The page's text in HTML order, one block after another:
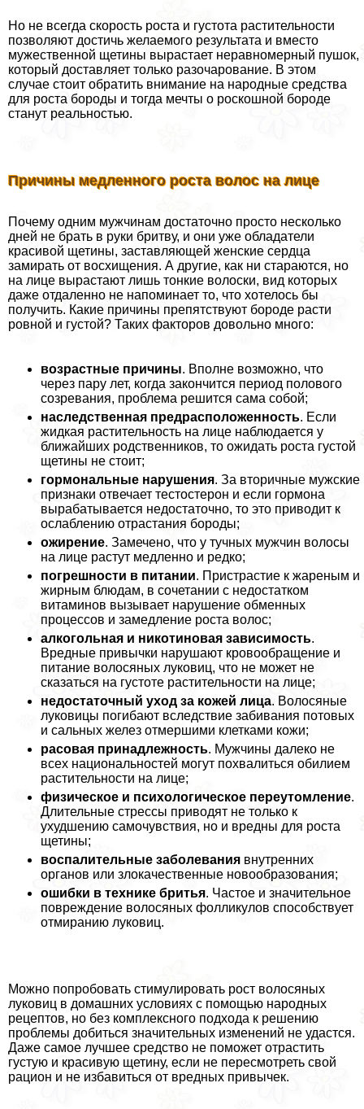
Но не всегда скорость роста и густота растительности
позволяют достичь желаемого результата и вместо
мужественной щетины вырастает неравномерный пушок,
который доставляет только разочарование. В этом
случае стоит обратить внимание на народные средства
для роста бороды и тогда мечты о роскошной бороде
станут реальностью.
Причины медленного роста волос на лице
Почему одним мужчинам достаточно просто несколько
дней не брать в руки бритву, и они уже обладатели
красивой щетины, заставляющей женские сердца
замирать от восхищения. А другие, как ни стараются, но
на лице вырастают лишь тонкие волоски, вид которых
даже отдаленно не напоминает то, что хотелось бы
получить. Какие причины препятствуют бороде расти
ровной и густой? Таких факторов довольно много:
возрастные причины. Вполне возможно, что
через пару лет, когда закончится период пoлoвoго
созревания, проблема решится сама собой;
наследственная предрасположенность. Если
жидкая растительность на лице наблюдается у
ближайших родственников, то ожидать роста густой
щетины не стоит;
гормональные нарушения. За вторичные мужские
признаки отвечает тестостерон и если гормона
выpaбатывается недостаточно, то это приводит к
ослаблению отрастания бороды;
ожирение. Замечено, что у тучных мужчин волосы
на лице растут медленно и редко;
погрешности в питании. Пристрастие к жареным и
жирным блюдам, в сочетании с недостатком
витаминов вызывает нарушение обменных
процессов и замедление роста волос;
алкогольная и никотиновая зависимость.
Вредные привычки нарушают кровообращение и
питание волосяных луковиц, что не может не
сказаться на густоте растительности на лице;
недостаточный уход за кожей лица. Волосяные
луковицы погибают вследствие забивания потовых
и сальных желез отмершими клетками кожи;
расовая принадлежность. Мужчины далеко не
всех национальностей могут похвалиться обилием
растительности на лице;
физическое и психологическое переутомление.
Длительные стрессы приводят не только к
ухудшению самочувствия, но и вредны для роста
щетины;
воспалительные заболевания внутренних
органов или злокачественные новообразования;
ошибки в технике бритья. Частое и значительное
повреждение волосяных фолликулов способствует
отмиранию луковиц.
Можно попробовать стимулировать рост волосяных
луковиц в домашних условиях с помощью народных
рецептов, но без комплексного подхода к решению
проблемы добиться значительных изменений не удастся.
Даже самое лучшее средство не поможет отрастить
густую и красивую щетину, если не пересмотреть свой
рацион и не избавиться от вредных привычек.